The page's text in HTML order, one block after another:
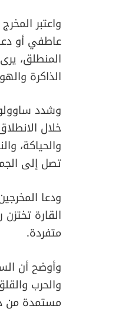
واعتبر
عاطفي أو
المنطلق،
الذاكرة
وشدد
خلال
والحياكة،
تصل إلى
ودعا
القارة
متفردة.
وأوضح أن
والحرب
مستمدة من